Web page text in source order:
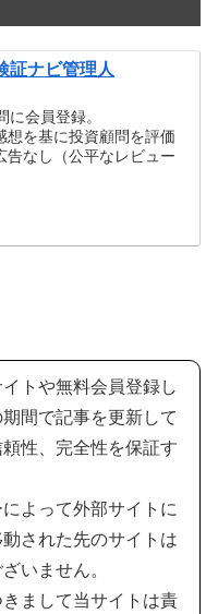
証ナビ管理人
に会員登録。
想を基に投資顧問を評価
告なし（公平なレビュー
トや無料会員登録し
間で記事を更新して
性、完全性を保証す
よって外部サイトに
された先のサイトは
いません。
まして当サイトは責